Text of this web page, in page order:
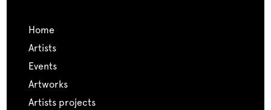
home
artists
events
artworks
artists projects